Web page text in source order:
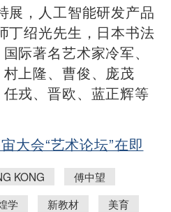
展，人工智能研发产品
丁绍光先生，日本书法
际著名艺术家冷军、
上隆、曹俊、庞茂
戎、晋欧、蓝正辉等
大会“艺术论坛”在即
KONG
傅中望
学 新教材
美育